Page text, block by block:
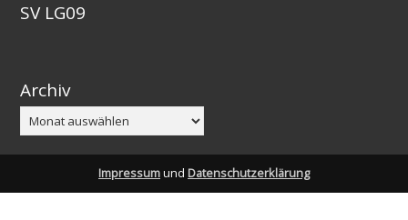
SV LG09
Archiv
Archiv
Impressumund Datenschutzerklärung